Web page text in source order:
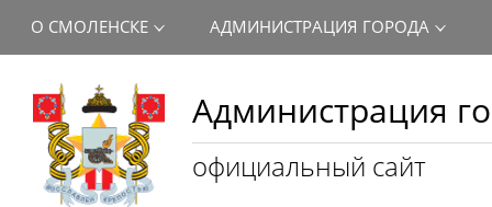
Администрация
официальный сайт
О СМОЛЕНСКЕ АДМИНИСТРАЦИЯ ГОРОДА